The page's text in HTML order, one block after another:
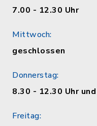
7.00 - 12.30 Uhr
Mittwoch:
geschlossen
Donnerstag:
8.30 - 12.30 Uhr
Freitag: